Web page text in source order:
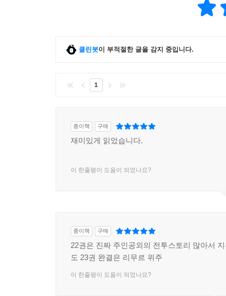
클린봇이 부적절한 글을 감지 중입니다.
1
종이책 구매
재미있게 읽었습니다.
이 한줄평이 도움이 되었나요?
종이책 구매
22권은 진짜 주인공외의 전투스토리 많아서
도 23권 완결은 리무르 위주
이 한줄평이 도움이 되었나요?